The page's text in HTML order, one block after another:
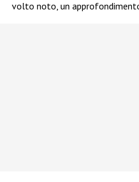
volto noto, un